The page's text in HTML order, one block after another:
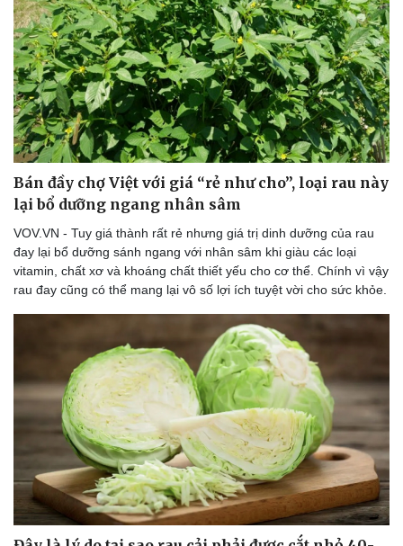
Doanh nghiệp
Thông tin doanh nghiệp
Vì cộng đồng
Công nghệ
Sành điệu
Tin Công nghệ
Trải nghiệm
Chuyển đổi số
Bán đầy chợ Việt với giá “rẻ như cho”, loại rau này
lại bổ dưỡng ngang nhân sâm
VOV.VN - Tuy giá thành rất rẻ nhưng giá trị dinh dưỡng của rau
đay lại bổ dưỡng sánh ngang với nhân sâm khi giàu các loại
vitamin, chất xơ và khoáng chất thiết yếu cho cơ thể. Chính vì vậy
rau đay cũng có thể mang lại vô số lợi ích tuyệt vời cho sức khỏe.